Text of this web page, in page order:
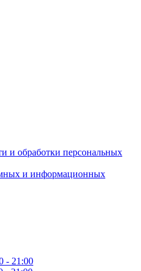
и обработки персональных
и информационных
- 21:00